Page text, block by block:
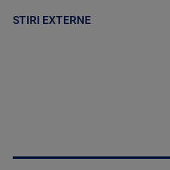
STIRI EXTERNE